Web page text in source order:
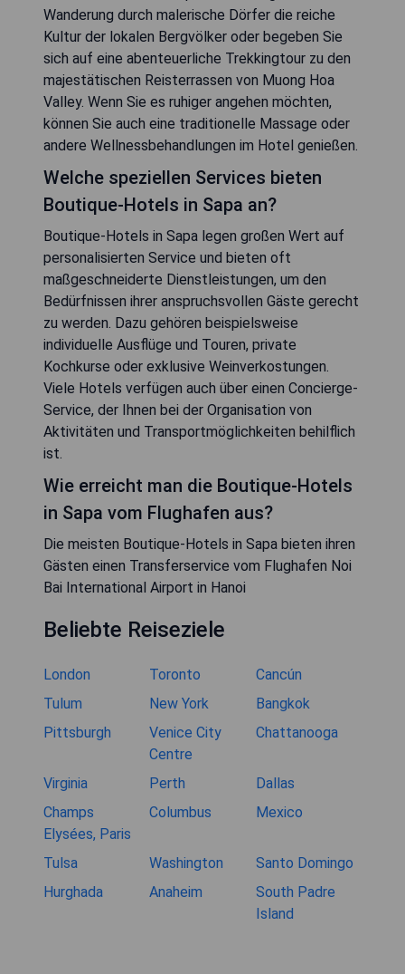
Wanderung durch malerische Dörfer die reiche
Kultur der lokalen Bergvölker oder begeben Sie
sich auf eine abenteuerliche Trekkingtour zu den
majestätischen Reisterrassen von Muong Hoa
Valley. Wenn Sie es ruhiger angehen möchten,
können Sie auch eine traditionelle Massage oder
andere Wellnessbehandlungen im Hotel genießen.
Welche speziellen Services bieten
Boutique-Hotels in Sapa an?
Boutique-Hotels in Sapa legen großen Wert auf
personalisierten Service und bieten oft
maßgeschneiderte Dienstleistungen, um den
Bedürfnissen ihrer anspruchsvollen Gäste gerecht
zu werden. Dazu gehören beispielsweise
individuelle Ausflüge und Touren, private
Kochkurse oder exklusive Weinverkostungen.
Viele Hotels verfügen auch über einen Concierge-
Service, der Ihnen bei der Organisation von
Aktivitäten und Transportmöglichkeiten behilflich
ist.
Wie erreicht man die Boutique-Hotels
in Sapa vom Flughafen aus?
Die meisten Boutique-Hotels in Sapa bieten ihren
Gästen einen Transferservice vom Flughafen Noi
Bai International Airport in Hanoi
Beliebte Reiseziele
London Toronto
Cancún
Tulum
New York
Bangkok
Pittsburgh
Venice City
Centre
Chattanooga
Virginia Perth
Dallas
Champs
Elysées, Paris
Columbus Mexico
Tulsa Washington
Santo Domingo
Hurghada
Anaheim
South Padre
Island